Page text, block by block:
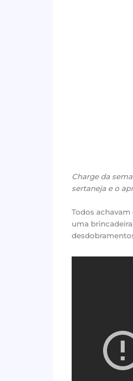
Charge da
sertaneja e o
Todos
uma